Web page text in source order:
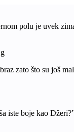
polu je uvek
zato što su još
iste boje kao